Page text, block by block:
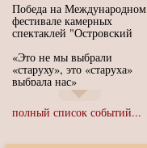
Победа на Международном
фестивале камерных
спектаклей "Островский
«Это не мы выбрали
«старуху», это «старуха»
выбрала нас»
Иммерсивный спектакль
"Язык чистого полета
полный список событий...